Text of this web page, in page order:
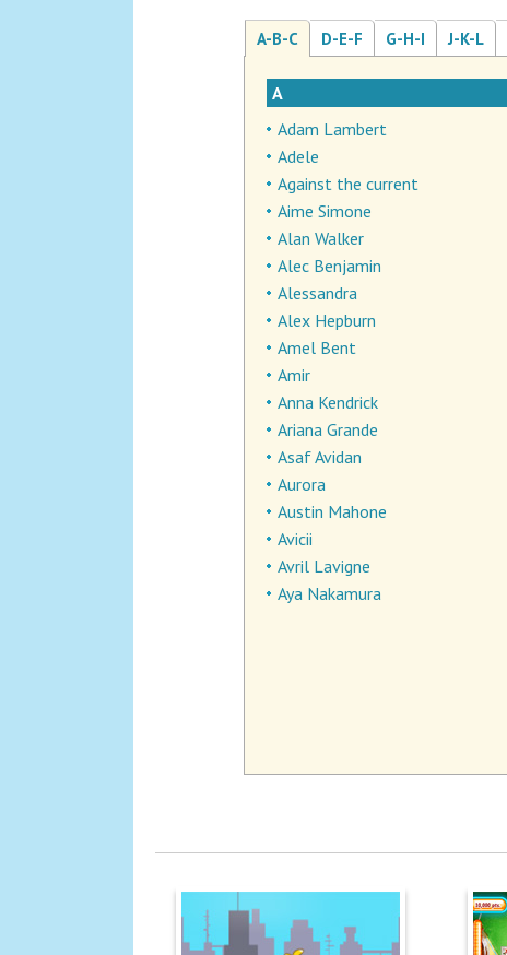
A-B-C D-E-F G-H-I J-K-L
A
Adam Lambert
Adele
Against the current
Aime Simone
Alan Walker
Alec Benjamin
Alessandra
Alex Hepburn
Amel Bent
Amir
Anna Kendrick
Ariana Grande
Asaf Avidan
Aurora
Austin Mahone
Avicii
Avril Lavigne
Aya Nakamura